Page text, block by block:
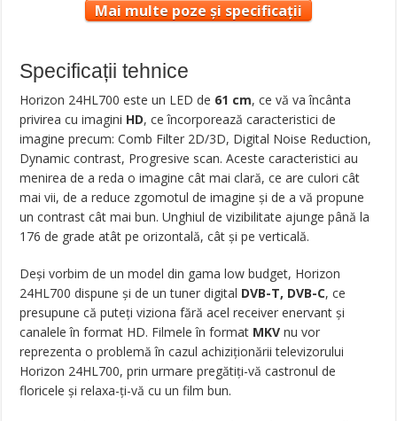
Mai multe poze și specificații
Specificații tehnice
Horizon 24HL700 este un LED de 61 cm, ce vă va încânta
privirea cu imagini HD, ce încorporează caracteristici de
imagine precum: Comb Filter 2D/3D, Digital Noise Reduction,
Dynamic contrast, Progresive scan. Aceste caracteristici au
menirea de a reda o imagine cât mai clară, ce are culori cât
mai vii, de a reduce zgomotul de imagine și de a vă propune
un contrast cât mai bun. Unghiul de vizibilitate ajunge până la
176 de grade atât pe orizontală, cât și pe verticală.
Deși vorbim de un model din gama low budget, Horizon
24HL700 dispune și de un tuner digital DVB-T, DVB-C, ce
presupune că puteți viziona fără acel receiver enervant și
canalele în format HD. Filmele în format MKV nu vor
reprezenta o problemă în cazul achiziționării televizorului
Horizon 24HL700, prin urmare pregătiți-vă castronul de
floricele și relaxa-ți-vă cu un film bun.